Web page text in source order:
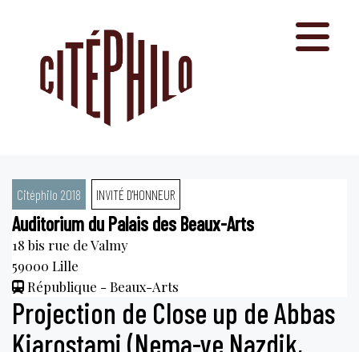
Citéphilo 2018 INVITÉ D'HONNEUR
Auditorium du Palais des Beaux-Arts
18 bis rue de Valmy
59000 Lille
République - Beaux-Arts
Projection de Close up de Abbas
Kiarostami (Nema-ye Nazdik,